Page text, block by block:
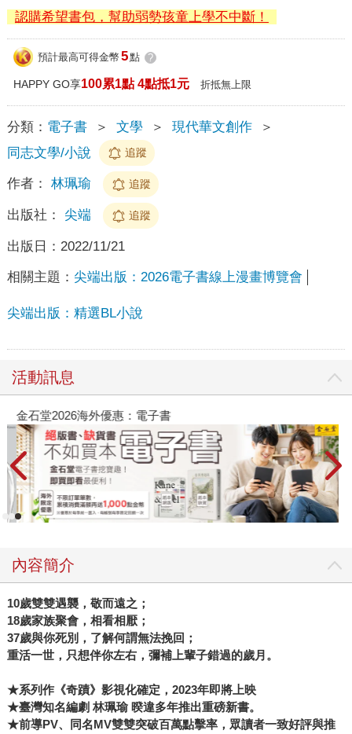
認購希望書包，幫助弱勢孩童上學不中斷！
預計最高可得金幣 5點 ?
HAPPY GO享100累1點 4點抵1元 折抵無上限
分類： 電子書 ＞ 文學 ＞ 現代華文創作
＞
同志文學/小說
追蹤
作者： 林珮瑜 追蹤
出版社： 尖端 追蹤
出版日： 2022/11/21
相關主題： 尖端出版：2026電子書線上漫畫博覽會
尖端出版：精選BL小說
活動訊息
金石堂2026海外優惠：電子書
內容簡介
10歲雙雙遇襲，敬而遠之；
18歲家族聚會，相看相厭；
37歲與你死別，了解何謂無法挽回；
重活一世，只想伴你左右，彌補上輩子錯過的歲月。
★系列作《奇蹟》影視化確定，2023年即將上映
★臺灣知名編劇 林珮瑜 暌違多年推出重磅新書。
★前導PV、同名MV雙雙突破百萬點擊率，眾讀者一致好評與推